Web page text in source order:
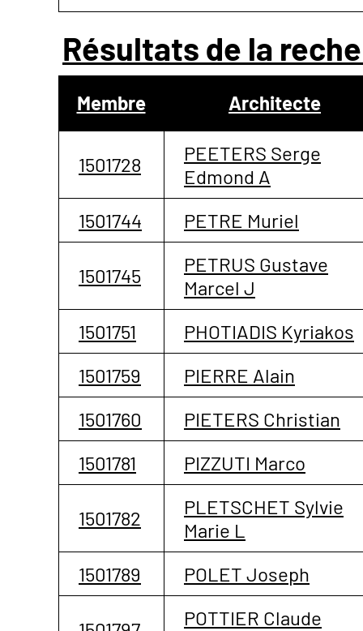
Résultats de la
Membre Architecte
1501728
PEETERS Serge
Edmond A
1501744
PETRE Muriel
1501745
PETRUS Gustave
Marcel J
1501751
PHOTIADIS Kyriakos
1501759
PIERRE Alain
1501760
PIETERS Christian
1501781
PIZZUTI Marco
1501782
PLETSCHET Sylvie
Marie L
1501789
POLET Joseph
POTTIER Claude